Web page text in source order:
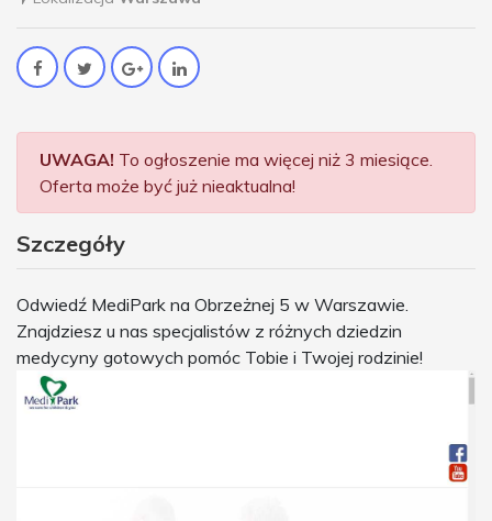
UWAGA! To ogłoszenie ma więcej niż 3 miesiące.
Oferta może być już nieaktualna!
Szczegóły
Odwiedź MediPark na Obrzeżnej 5 w Warszawie.
Znajdziesz u nas specjalistów z różnych dziedzin
medycyny gotowych pomóc Tobie i Twojej rodzinie!